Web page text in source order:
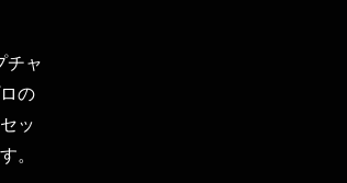
チャ
の
ッ
。